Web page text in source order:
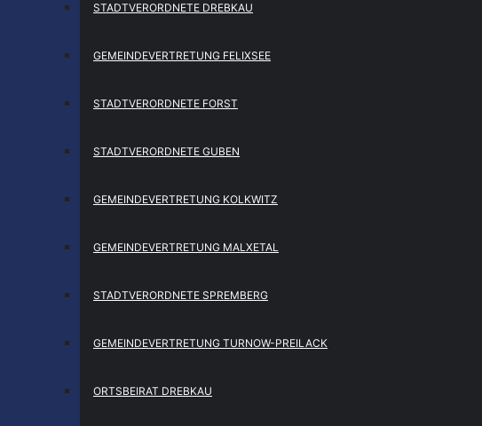
STADTVERORDNETE DREBKAU
GEMEINDEVERTRETUNG FELIXSEE
STADTVERORDNETE FORST
STADTVERORDNETE GUBEN
GEMEINDEVERTRETUNG KOLKWITZ
GEMEINDEVERTRETUNG MALXETAL
STADTVERORDNETE SPREMBERG
GEMEINDEVERTRETUNG TURNOW-PREILACK
ORTSBEIRAT DREBKAU